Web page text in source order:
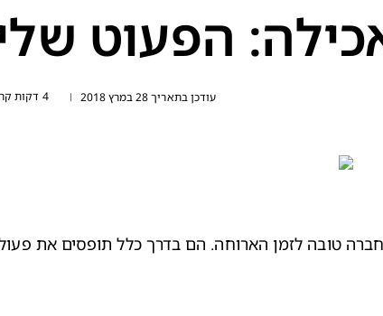
הפעוט
עודכן בתאריך 28 במרץ 2018 | 4 דקות קריאה